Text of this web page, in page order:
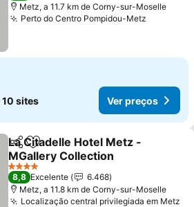
Metz, a 11.7 km de Corny-sur-Moselle
Perto do Centro Pompidou-Metz
10 sites Ver preços
PartilharAdicionar aos favoritos
La Citadelle Hotel Metz -
MGallery Collection
Ver preços
4 Estrelas
8,8 Excelente
6.468
Metz, a 11.8 km de Corny-sur-Moselle
Localização central privilegiada em Metz